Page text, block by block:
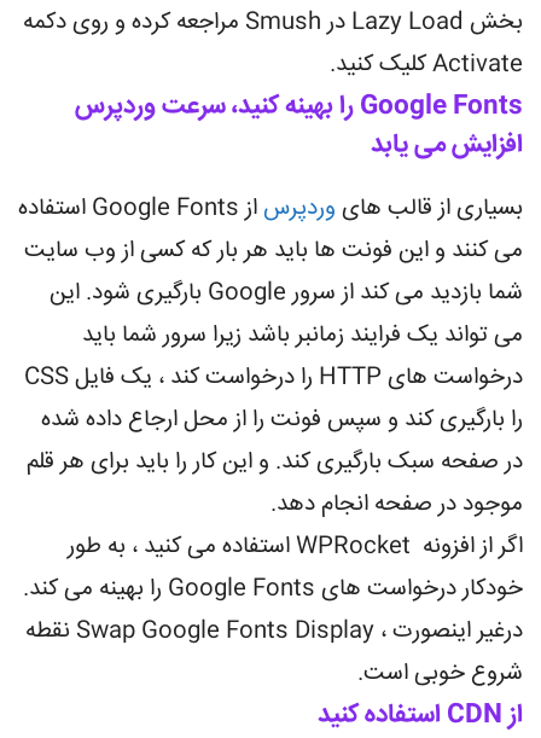
بخش Lazy Load در Smush مراجعه کرده و روی دکمه
Activate کلیک کنید.
Google Fonts را بهینه کنید، سرعت وردپرس
افزایش می یابد
بسیاری از قالب های وردپرس
از Google Fonts استفاده
می کنند و این فونت ها باید هر بار که کسی از وب سایت
شما بازدید می کند از سرور Google بارگیری شود. این
می تواند یک فرایند زمانبر باشد زیرا سرور شما باید
درخواست های HTTP را درخواست کند ، یک فایل CSS
را بارگیری کند و سپس فونت را از محل ارجاع داده شده
در صفحه سبک بارگیری کند. و این کار را باید برای هر قلم
موجود در صفحه انجام دهد.
اگر از افزونه WPRocket استفاده می کنید ، به طور
خودکار درخواست های Google Fonts را بهینه می کند.
درغیر اینصورت ، Swap Google Fonts Display نقطه
شروع خوبی است.
از CDN استفاده کنید